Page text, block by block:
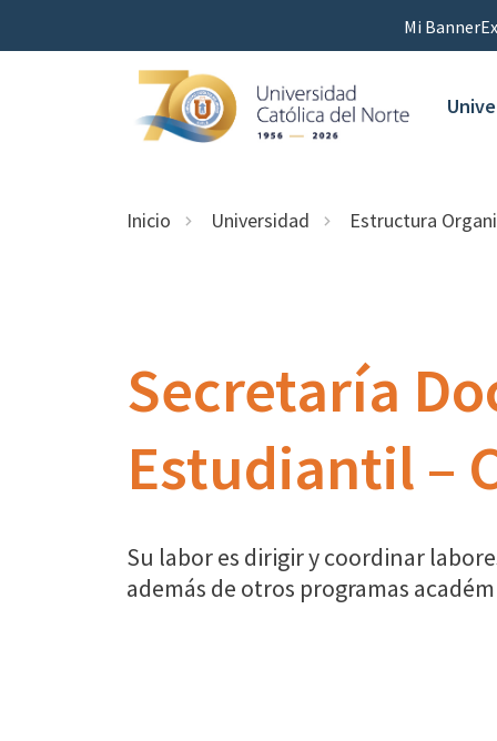
Mi Banner
Inicio Universidad Estructura
Secretaría
Estudiantil –
Su labor es dirigir y coordinar
además de otros programas